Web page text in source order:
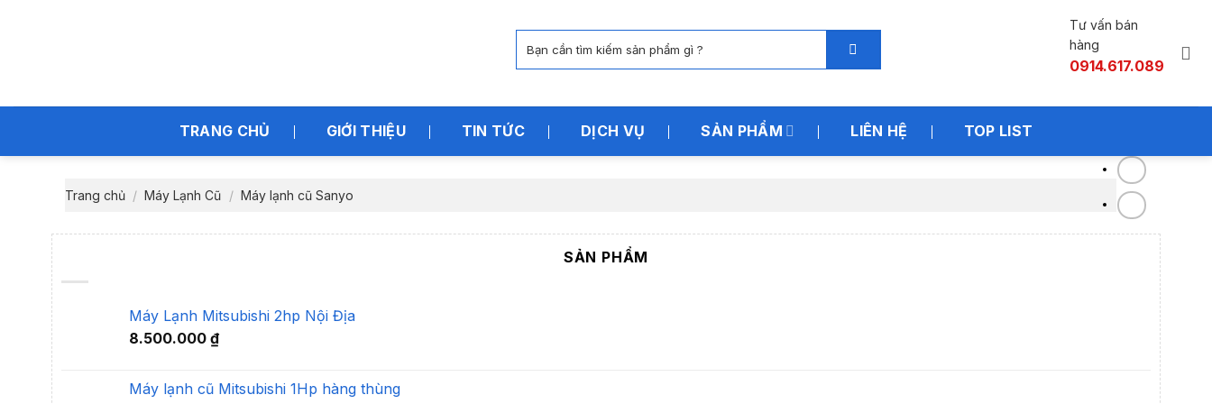
kiếm:
Tư vấn bán
hàng
0914.617.089
TRANG CHỦ GIỚI THIỆU TIN TỨC DỊCH VỤ SẢN PHẨM LIÊN HỆ TOP LIST
Trang chủ / Máy Lạnh Cũ / Máy lạnh cũ Sanyo
SẢN PHẨM
Máy Lạnh Mitsubishi 2hp Nội Địa
8.500.000 ₫
Máy lạnh cũ Mitsubishi 1Hp hàng thùng